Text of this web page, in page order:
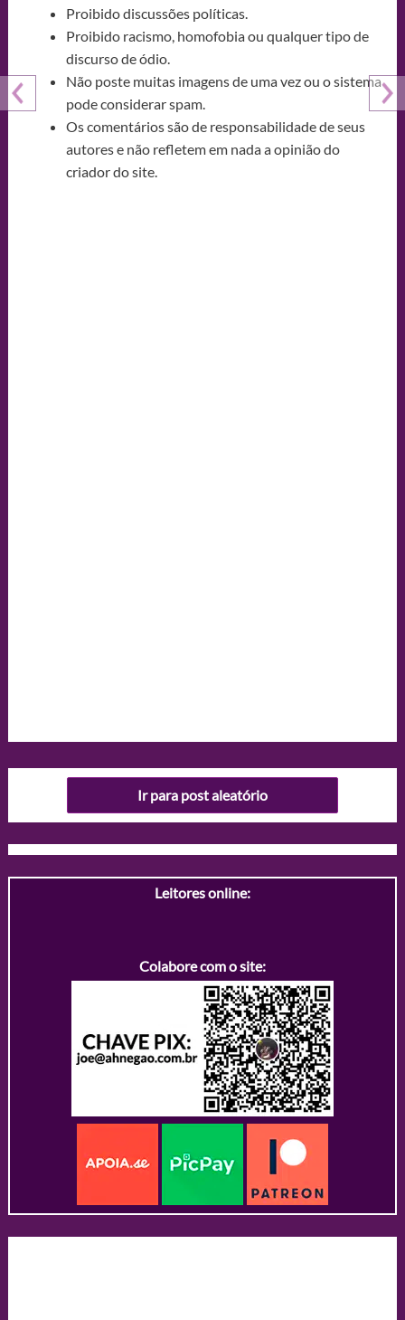
Proibido discussões políticas.
Proibido racismo, homofobia ou qualquer tipo de
discurso de ódio.
Não poste muitas imagens de uma vez ou o sistema
pode considerar spam.
Os comentários são de responsabilidade de seus
autores e não refletem em nada a opinião do
criador do site.
Ir para post aleatório
Leitores online:
Colabore com o site: